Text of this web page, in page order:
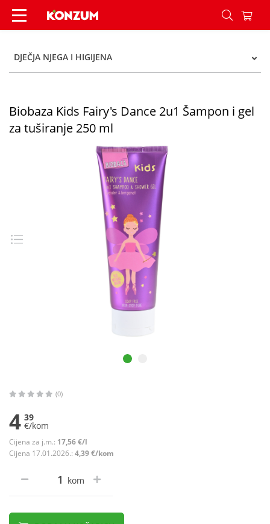
Biobaza Kids Fairy's Dance 2u1 Šampon i gel za
DJEČJA NJEGA I HIGIJENA
Biobaza Kids Fairy's Dance 2u1 Šampon i gel
za tuširanje 250 ml
(0)
4 39
€/kom
Cijena za j.m.: 17,56 €/l
Cijena 17.01.2026.: 4,39 €/kom
kom